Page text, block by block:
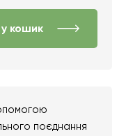
кошик
поєднання